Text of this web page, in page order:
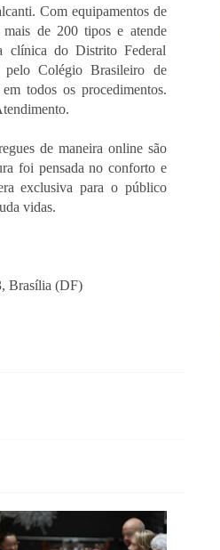
Com equipamentos de
de 200 tipos e atende
clínica do Distrito Federal
pelo Colégio Brasileiro de
todos os procedimentos.
de maneira online são
foi pensada no conforto e
exclusiva para o público
vidas.
Brasília (DF)